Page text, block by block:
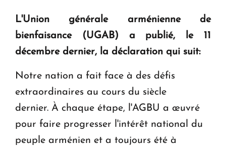
Tamara Stepanyan : « Dès qu’on parle de
guerre, on est tous des perdants »
" Tant qu'il n'existe pas d'alternative concrète, la
KASA : 30 ans d'audace, de résilience et d'avenir
en Arménie
L'Union générale arménienne de
bienfaisance (UGAB) a publié, le 11
décembre dernier, la déclaration qui suit:
Notre nation a fait face à des défis
extraordinaires au cours du siècle
dernier. À chaque étape, l'AGBU a œuvré
pour faire progresser l'intérêt national du
peuple arménien et a toujours été à